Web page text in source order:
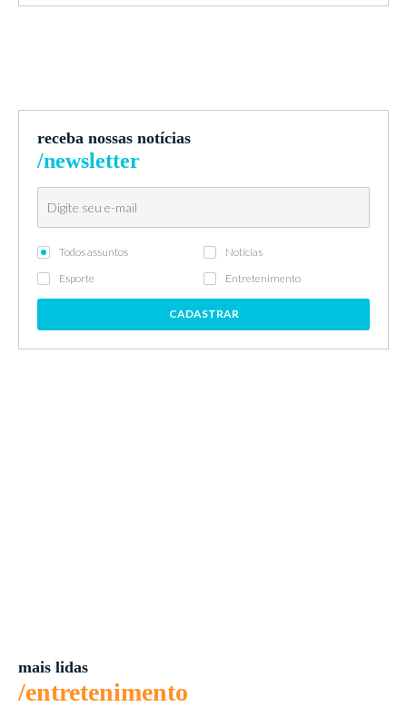
receba nossas notícias
/newsletter
Todos assuntos
Notícias
Esporte
Entretenimento
CADASTRAR
mais lidas
/entretenimento